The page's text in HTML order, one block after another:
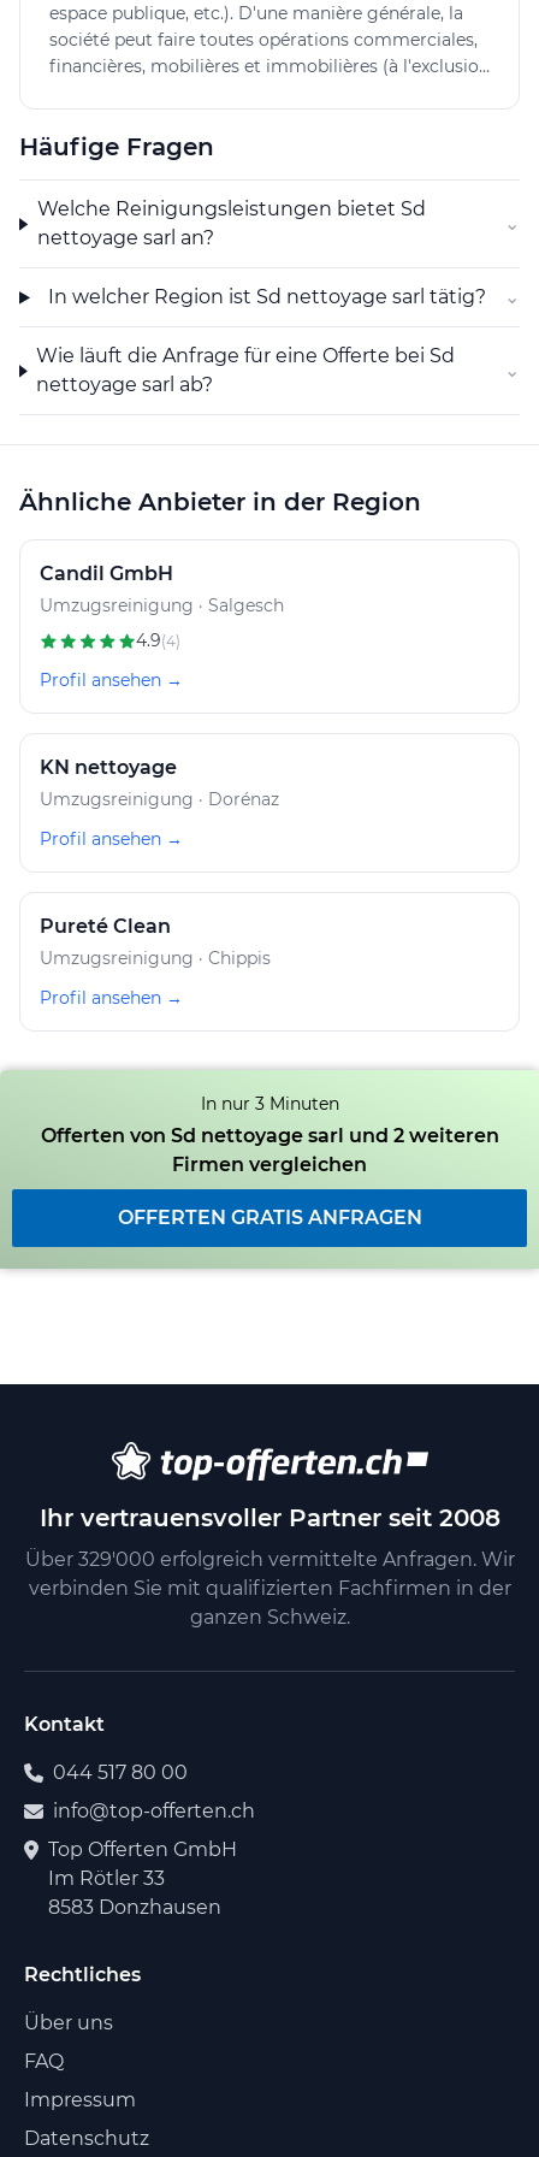
reagieren und ist mit den spezifischen Anforderungen
vor Ort vertraut. Der direkte Kontakt ermöglicht es,
individuelle Bedürfnisse zu besprechen und
zielgerichtete Lösungen zu erarbeiten.
espace publique, etc.). D'une manière générale, la
société peut faire toutes opérations commerciales,
financières, mobilières et immobilières (à l'exclusion
rapportant directement ou indirectement. Elle peut
but similaire ou d'autres buts et créer des
succursales en Suisse et à l'étranger.
Häufige Fragen
Welche Reinigungsleistungen bietet Sd
nettoyage sarl an?
⌄
In welcher Region ist Sd nettoyage sarl tätig? ⌄
Wie läuft die Anfrage für eine Offerte bei Sd
nettoyage sarl ab?
⌄
Ähnliche Anbieter in der Region
Candil GmbH
Umzugsreinigung · Salgesch
4.9(4)
Profil ansehen →
KN nettoyage
Umzugsreinigung · Dorénaz
Profil ansehen →
Pureté Clean
Umzugsreinigung · Chippis
Profil ansehen →
In nur 3 Minuten
Offerten von Sd nettoyage sarl und 2 weiteren
Firmen vergleichen
OFFERTEN GRATIS ANFRAGEN
Ihr vertrauensvoller Partner seit 2008
Über 329'000 erfolgreich vermittelte Anfragen. Wir
verbinden Sie mit qualifizierten Fachfirmen in der
ganzen Schweiz.
Kontakt
044 517 80 00
info@top-offerten.ch
Top Offerten GmbH
Im Rötler 33
8583 Donzhausen
Rechtliches
Über uns
FAQ
Impressum
Datenschutz